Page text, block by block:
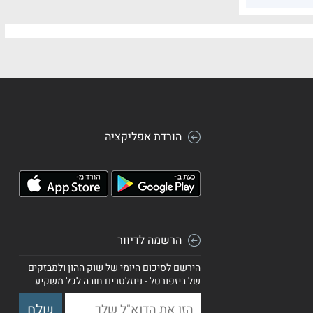
הורדת אפליקציה
הרשמה לדיוור
הירשם לסיכום היומי של שוק ההון ולמבזקים
של ביזפורטל - ניוזלטרים חובה לכל משקיע